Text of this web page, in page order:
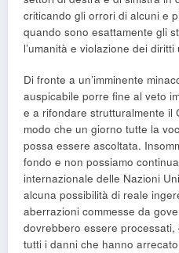
criticando gli orrori di alcuni e
quando sono esattamente gli
l’umanità e violazione dei diritti
Di fronte a un’imminente
auspicabile porre fine al veto
e a rifondare strutturalmente il
modo che un giorno tutte la
possa essere ascoltata.
fondo e non possiamo
internazionale delle Nazioni
alcuna possibilità di reale
aberrazioni commesse da
dovrebbero essere
tutti i danni che hanno arrecato